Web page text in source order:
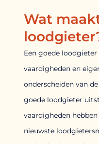
Wat
Een goede
vaardigheden en
onderscheiden van
goede loodgieter
vaardigheden
nieuwste